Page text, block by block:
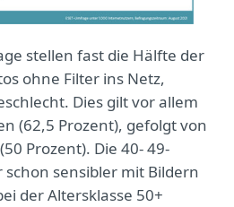
stellen fast die Hälfte der
ohne Filter ins Netz,
Dies gilt vor allem
(62,5 Prozent), gefolgt von
Prozent). Die 40- 49-
sensibler mit Bildern
der Altersklasse 50+